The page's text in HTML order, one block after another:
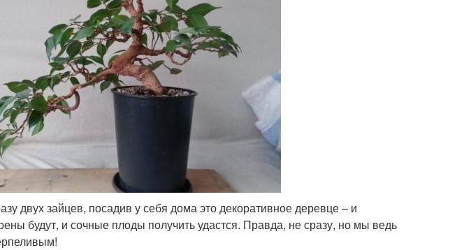
двух зайцев, посадив у себя дома это декоративное деревце – и
будут, и сочные плоды получить удастся. Правда, не сразу, но мы ведь